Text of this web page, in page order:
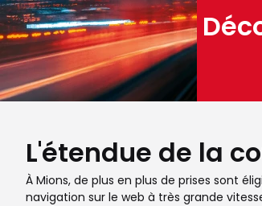
L'étendue de la
À Mions, de plus en plus de prises sont
navigation sur le web à très grande